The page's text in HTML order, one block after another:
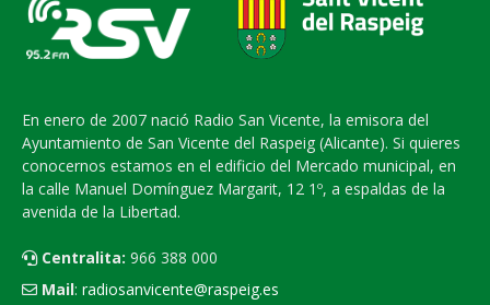
En enero de 2007 nació Radio San Vicente, la emisora del
Ayuntamiento de San Vicente del Raspeig (Alicante). Si quieres
conocernos estamos en el edificio del Mercado municipal, en
la calle Manuel Domínguez Margarit, 12 1º, a espaldas de la
avenida de la Libertad.
Centralita: 966 388 000
Mail: radiosanvicente@raspeig.es